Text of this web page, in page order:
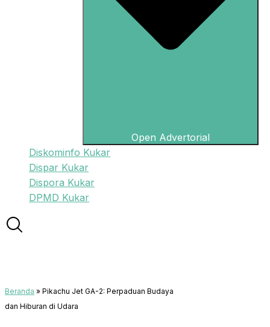
Open Advertorial
Diskominfo Kukar
Dispar Kukar
Dispora Kukar
DPMD Kukar
Beranda » Pikachu Jet GA-2: Perpaduan Budaya
dan Hiburan di Udara